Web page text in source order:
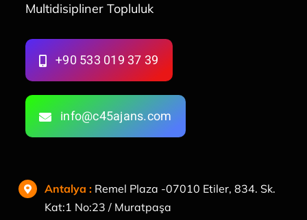
Multidisipliner Topluluk
+90 533 019 37 39
info@c45ajans.com
Antalya : Remel Plaza -07010 Etiler, 834. Sk.
Kat:1 No:23 / Muratpaşa